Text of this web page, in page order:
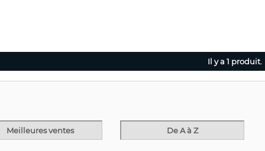
Il y a 1 produit.
Meilleures ventes De A à Z